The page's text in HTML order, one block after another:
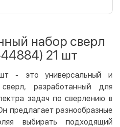
Бесплатно
набор сверл
21 шт
- это универсальный и
разработанный для
задач по сверлению в
предлагает разнообразные
выбирать подходящий